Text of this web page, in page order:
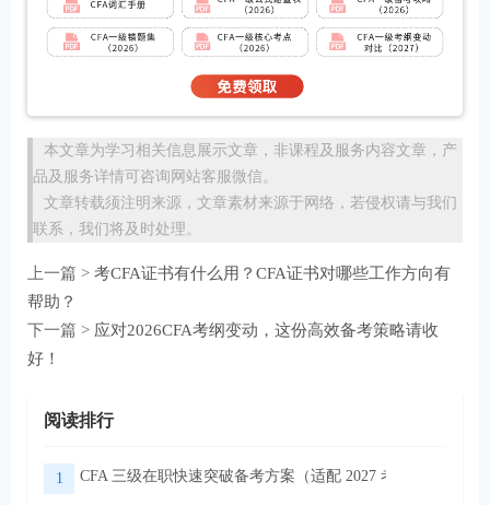
本文章为学习相关信息展示文章，非课程及服务内容文章，产
品及服务详情可咨询网站客服微信。
文章转载须注明来源，文章素材来源于网络，若侵权请与我们
联系，我们将及时处理。
上一篇 > 考CFA证书有什么用？CFA证书对哪些工作方向有
帮助？
下一篇 > 应对2026CFA考纲变动，这份高效备考策略请收
好！
阅读排行
1 CFA 三级在职快速突破备考方案（适配 2027 考季）